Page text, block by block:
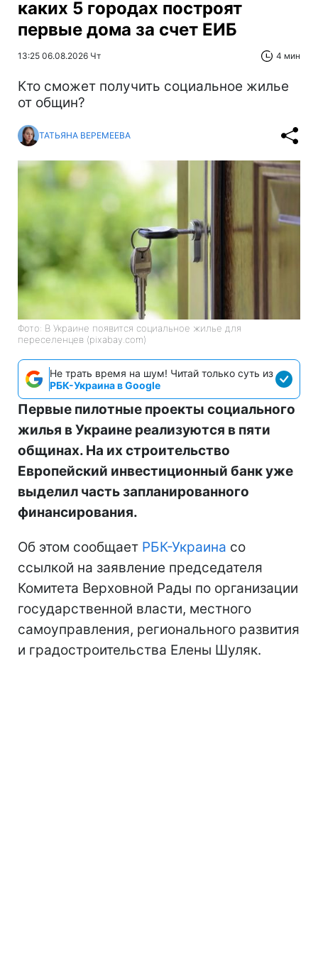
каких 5 городах построят
первые дома за счет ЕИБ
13:25 06.08.2026 Чт 4 мин
Кто сможет получить социальное жилье
от общин?
ТАТЬЯНА ВЕРЕМЕЕВА
Фото: В Украине появится социальное жилье для
переселенцев (pixabay.com)
Не трать время на шум! Читай только суть из
РБК-Украина в Google
Первые пилотные проекты социального
жилья в Украине реализуются в пяти
общинах. На их строительство
Европейский инвестиционный банк уже
выделил часть запланированного
финансирования.
Об этом сообщает РБК-Украина со
ссылкой на заявление председателя
Комитета Верховной Рады по организации
государственной власти, местного
самоуправления, регионального развития
и градостроительства Елены Шуляк.